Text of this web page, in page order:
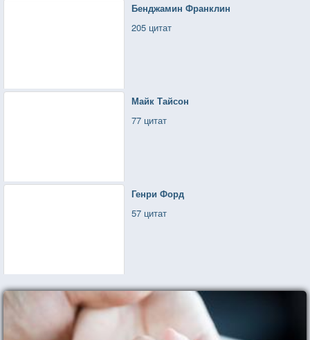
Бенджамин Франклин
205 цитат
Майк Тайсон
77 цитат
Генри Форд
57 цитат